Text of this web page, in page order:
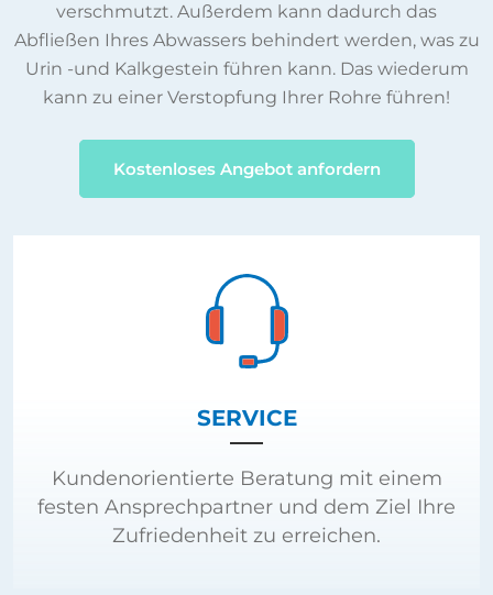
verschmutzt. Außerdem kann dadurch das
Abfließen Ihres Abwassers behindert werden, was zu
Urin -und Kalkgestein führen kann. Das wiederum
kann zu einer Verstopfung Ihrer Rohre führen!
Kostenloses Angebot anfordern
SERVICE
Kundenorientierte Beratung mit einem
festen Ansprechpartner und dem Ziel Ihre
Zufriedenheit zu erreichen.